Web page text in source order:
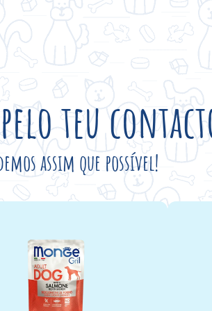
teu
assim que possível!